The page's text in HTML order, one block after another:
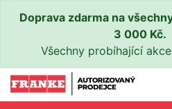
Doprava zdarma na
3 000 Kč.
Všechny probíhající akce